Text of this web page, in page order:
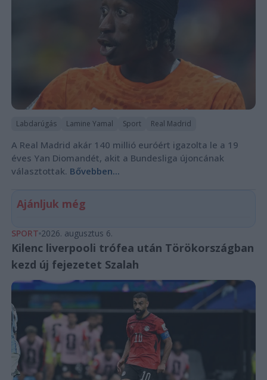
Labdarúgás Lamine Yamal Sport Real Madrid
A Real Madrid akár 140 millió euróért igazolta le a 19
éves Yan Diomandét, akit a Bundesliga újoncának
választottak. Bővebben...
Ajánljuk még
SPORT 2026. augusztus 6.
Kilenc liverpooli trófea után Törökországban
kezd új fejezetet Szalah